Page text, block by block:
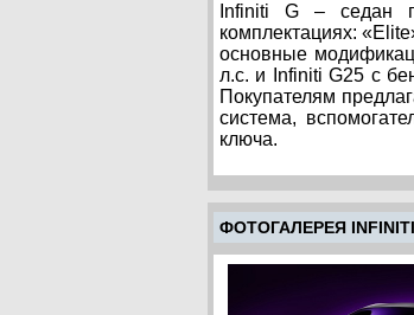
Infiniti G – седан
комплектациях:
основные
л.с. и Infiniti G25 с
Покупателям
система,
ключа.
ФОТОГАЛЕРЕЯ